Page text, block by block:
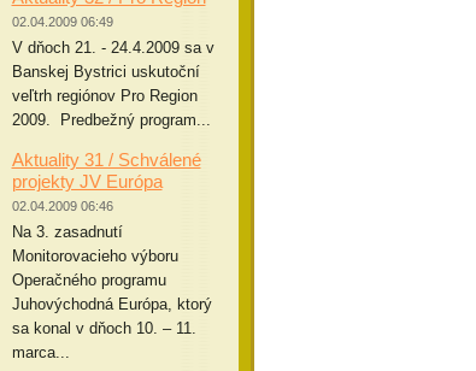
02.04.2009 06:49
V dňoch 21. - 24.4.2009 sa v
Banskej Bystrici uskutoční
veľtrh regiónov Pro Region
2009. Predbežný program...
Aktuality 31 / Schválené
projekty JV Európa
02.04.2009 06:46
Na 3. zasadnutí
Monitorovacieho výboru
Operačného programu
Juhovýchodná Európa, ktorý
sa konal v dňoch 10. – 11.
marca...